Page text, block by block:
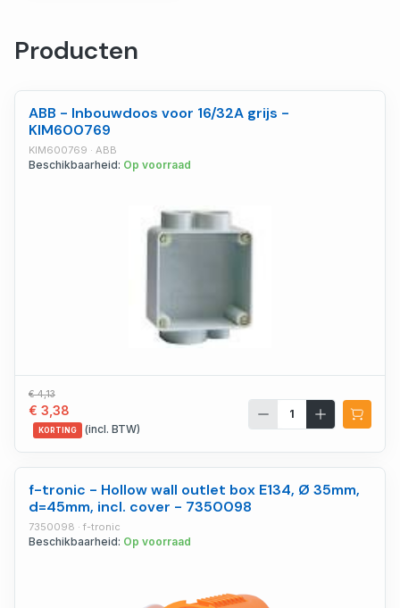
Producten
ABB - Inbouwdoos voor 16/32A grijs -
KIM600769
KIM600769 · ABB
Beschikbaarheid: Op voorraad
€ 4,13
€ 3,38
KORTING (incl. BTW)
f-tronic - Hollow wall outlet box E134, Ø 35mm,
d=45mm, incl. cover - 7350098
7350098 · f-tronic
Beschikbaarheid: Op voorraad